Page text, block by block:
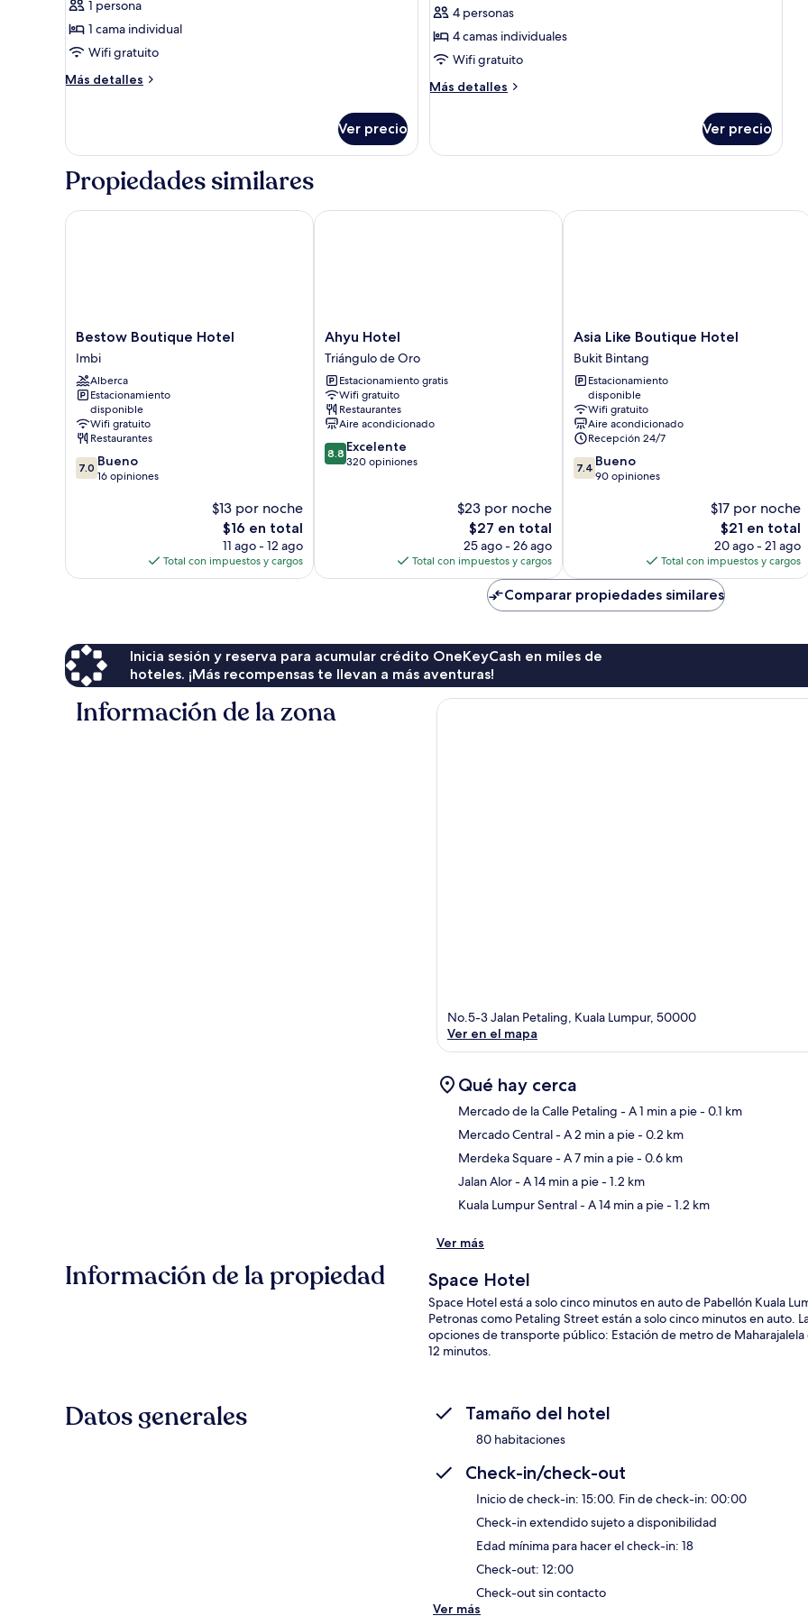
de
Single
Capsule
Bed
Mixed
1 persona
1 cama individual
Wifi gratuito
Más detalles
Más
Capsule
Bed
-
16
Mixed
Ver precio
de
Habitación
familiar
(Standard
Shared
4 personas
4 camas individuales
Wifi gratuito
Más detalles
Más
familiar
Shared
Ver precio
Propiedades similares
Bestow
Boutique
Hotel
Imbi
Bestow Boutique Hotel
Imbi
Alberca
Estacionamiento
disponible
Wifi gratuito
Restaurantes
7.0
de
7.0 Bueno
16 opiniones
$13 por noche
El
precio
actual
es
$16 en total
11 ago - 12 ago
Total con impuestos y cargos
Bestow Boutique Hotel
Ahyu
Hotel
Triángulo
de
Oro
Ahyu Hotel
Triángulo de Oro
Estacionamiento gratis
Wifi gratuito
Restaurantes
Aire acondicionado
8.8
de
8.8 Excelente
320 opiniones
$23 por noche
El
precio
actual
es
$27 en total
25 ago - 26 ago
Total con impuestos y cargos
Ahyu Hotel
Asia
Like
Boutique
Hotel
Bukit
Bintang
Asia Like Boutique Hotel
Bukit Bintang
Estacionamiento
disponible
Wifi gratuito
Aire acondicionado
Recepción 24/7
7.4
de
7.4 Bueno
90 opiniones
$17 por noche
El
precio
actual
es
de
$21
$21 en total
20 ago - 21 ago
Total con impuestos y cargos
Asia Like Boutique Hotel
Comparar propiedades similares
Inicia sesión y reserva para acumular crédito OneKeyCash en miles de
hoteles. ¡Más recompensas te llevan a más aventuras!
Información de la zona
No.5-3 Jalan Petaling, Kuala Lumpur, 50000
Ver en el mapa
Qué hay cerca
Mercado de la Calle Petaling - A 1 min a pie- 0.1 km
Mercado Central- A 2 min a pie- 0.2 km
Merdeka Square- A 7 min a pie- 0.6 km
Jalan Alor- A 14 min a pie- 1.2 km
Kuala Lumpur Sentral- A 14 min a pie- 1.2 km
Ver más
Información de la propiedad Space Hotel
Space Hotel está a solo cinco minutos en auto de Pabellón Kuala
Petronas como Petaling Street están a solo cinco minutos en auto.
opciones de transporte público: Estación de metro de Maharajalela
12 minutos.
Datos generales Tamaño del hotel
80 habitaciones
Check-in/check-out
Inicio de check-in: 15:00. Fin de check-in: 00:00
Check-in extendido sujeto a disponibilidad
Edad mínima para hacer el check-in: 18
Check-out: 12:00
Check-out sin contacto
Ver más